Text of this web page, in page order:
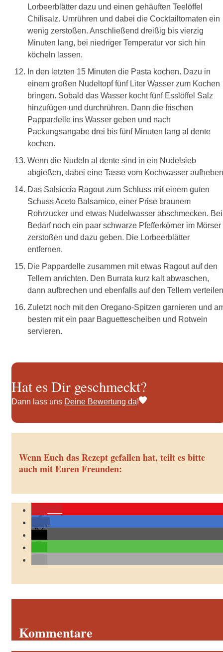
Lorbeerblätter dazu und einen gehäuften Teelöffel
Chilisalz. Umrühren und dabei die Cocktailtomaten ein
wenig zerstoßen. Anschließend dreißig bis vierzig
Minuten lang, bei niedriger Temperatur vor sich hin
köcheln lassen.
In den letzten 15 Minuten die Pasta kochen. Dazu in
einem großen Nudeltopf fünf Liter Wasser zum Kochen
bringen. Sobald das Wasser kocht fünf Esslöffel Salz
hinzufügen und durchrühren. Dann die frischen
Pappardelle ins Wasser geben und nach
Packungsangabe drei bis fünf Minuten lang al dente
kochen.
Wenn die Nudeln al dente sind in ein Nudelsieb
abgießen, dabei eine Tasse vom Kochwasser
Das Salsiccia Ragout zum Schluss mit einem guten
Schuss Aceto Balsamico, einer Prise braunem
Rohrzucker und etwas Nudelwasser abschmecken. Bei
Bedarf noch ein paar schwarze Pfefferkörner im Mörser
zerstoßen und dazu geben. Die Lorbeerblätter
entfernen.
Die Pappardelle zusammen mit etwas Ragout auf den
Tellern anrichten. Den Burrata kurz kalt abwaschen,
dann aufbrechen und ebenfalls auf den Tellern
Zuletzt noch mit den Oregano-Spitzen garnieren und
besten mit ein paar Baguettescheiben und Rotwein
servieren.
Hat es Dir geschmeckt?
Dann lass uns Deine Bewertung da!
Wenn Euch das Rezept gefallen hat, teilt es bitte
auch mit Euren Freunden:
Kommentare